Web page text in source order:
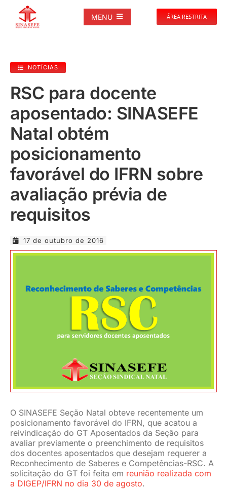
MENU
NOTÍCIAS
PUBLICAÇÕES
DOCUMENTOS
GALERIAS
EVENTOS
JURÍDICO
ÁREA RESTRITA
NOTÍCIAS
RSC para docente
aposentado: SINASEFE
Natal obtém
posicionamento
favorável do IFRN sobre
avaliação prévia de
requisitos
17 de outubro de 2016
O SINASEFE Seção Natal obteve recentemente um
posicionamento favorável do IFRN, que acatou a
reivindicação do GT Aposentados da Seção para
avaliar previamente o preenchimento de requisitos
dos docentes aposentados que desejam requerer a
Reconhecimento de Saberes e Competências-RSC. A
solicitação do GT foi feita em reunião realizada com
a DIGEP/IFRN no dia 30 de agosto.